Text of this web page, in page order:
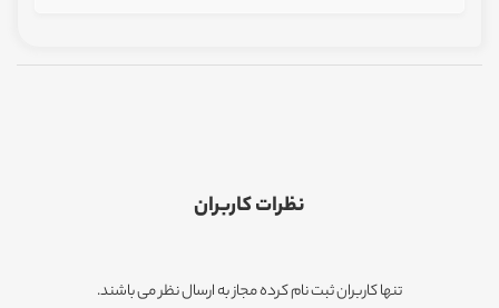
نظرات کاربران
تنها کاربران ثبت نام کرده مجاز به ارسال نظر می باشند.